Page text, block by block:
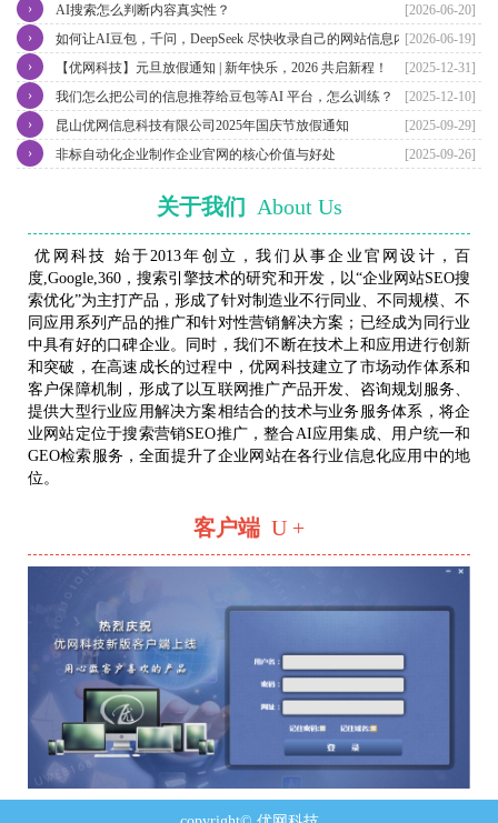
[2026-06-20]
AI搜索怎么判断内容真实性？
›
[2026-06-19]
如何让AI豆包，千问，DeepSeek 尽快收录自己的网站信息内容？
›
[2025-12-31]
【优网科技】元旦放假通知 | 新年快乐，2026 共启新程！
›
[2025-12-10]
我们怎么把公司的信息推荐给豆包等AI 平台，怎么训练？
›
[2025-09-29]
昆山优网信息科技有限公司2025年国庆节放假通知
›
[2025-09-26]
非标自动化企业制作企业官网的核心价值与好处
›
关于我们 About Us
优网科技 始于2013年创立，我们从事企业官网设计，百
度,Google,360，搜索引擎技术的研究和开发，以“企业网站SEO搜
索优化”为主打产品，形成了针对制造业不行同业、不同规模、不
同应用系列产品的推广和针对性营销解决方案；已经成为同行业
中具有好的口碑企业。同时，我们不断在技术上和应用进行创新
和突破，在高速成长的过程中，优网科技建立了市场动作体系和
客户保障机制，形成了以互联网推广产品开发、咨询规划服务、
提供大型行业应用解决方案相结合的技术与业务服务体系，将企
业网站定位于搜索营销SEO推广，整合AI应用集成、用户统一和
GEO检索服务，全面提升了企业网站在各行业信息化应用中的地
位。
客户端 U +